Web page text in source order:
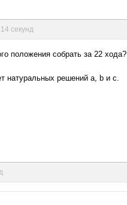
секунд
положения собрать за 22 хода?
натуральных решений a, b и c.